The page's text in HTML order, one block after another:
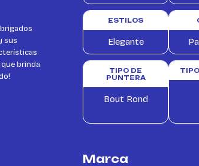
sus
brinda
ESTILOS
Elegante
TIPO DE
PUNTERA
Bout Rond
Marca